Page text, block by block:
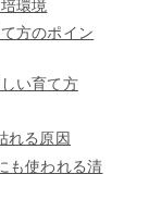
環境
方のポイン
い育て方
れる原因
も使われる清